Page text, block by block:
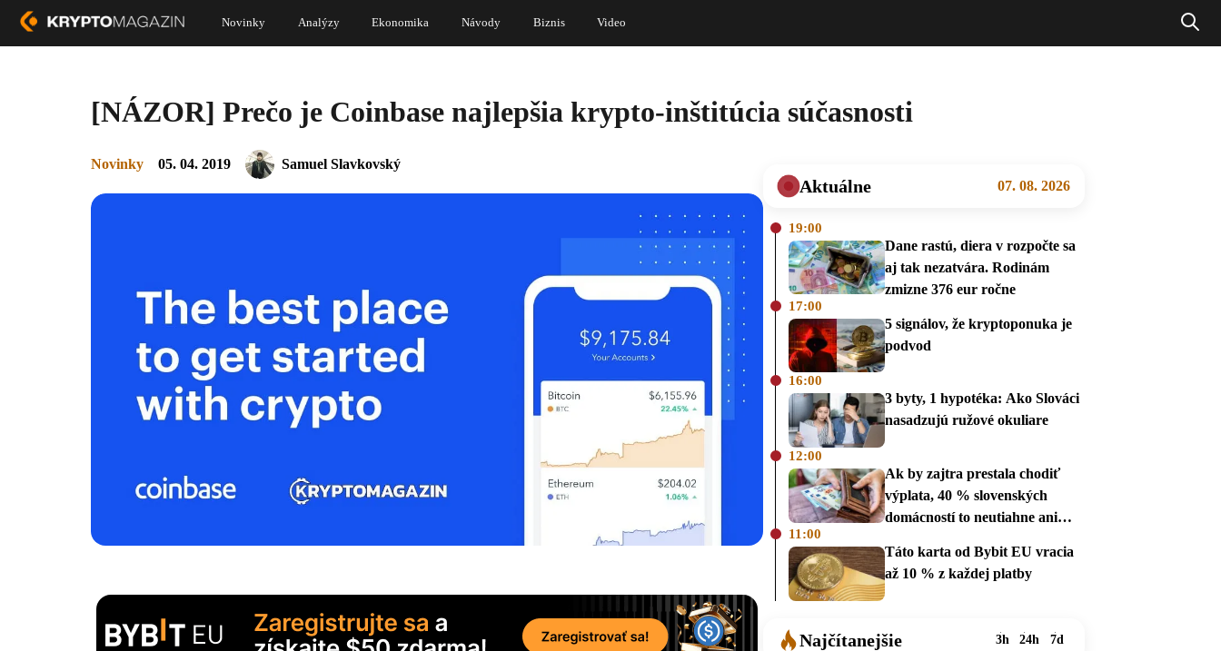
Novinky Analýzy Ekonomika Návody Biznis Video
[NÁZOR] Prečo je Coinbase najlepšia krypto-inštitúcia súčasnosti
Novinky 05. 04. 2019 Samuel Slavkovský
Aktuálne 07. 08. 2026
19:00
Dane rastú, diera v rozpočte sa
aj tak nezatvára. Rodinám
zmizne 376 eur ročne
17:00
5 signálov, že kryptoponuka je
podvod
16:00
3 byty, 1 hypotéka: Ako Slováci
nasadzujú ružové okuliare
12:00
Ak by zajtra prestala chodiť
výplata, 40 % slovenských
domácností to neutiahne ani
11:00
Táto karta od Bybit EU vracia
až 10 % z každej platby
Najčítanejšie 3h 24h 7d